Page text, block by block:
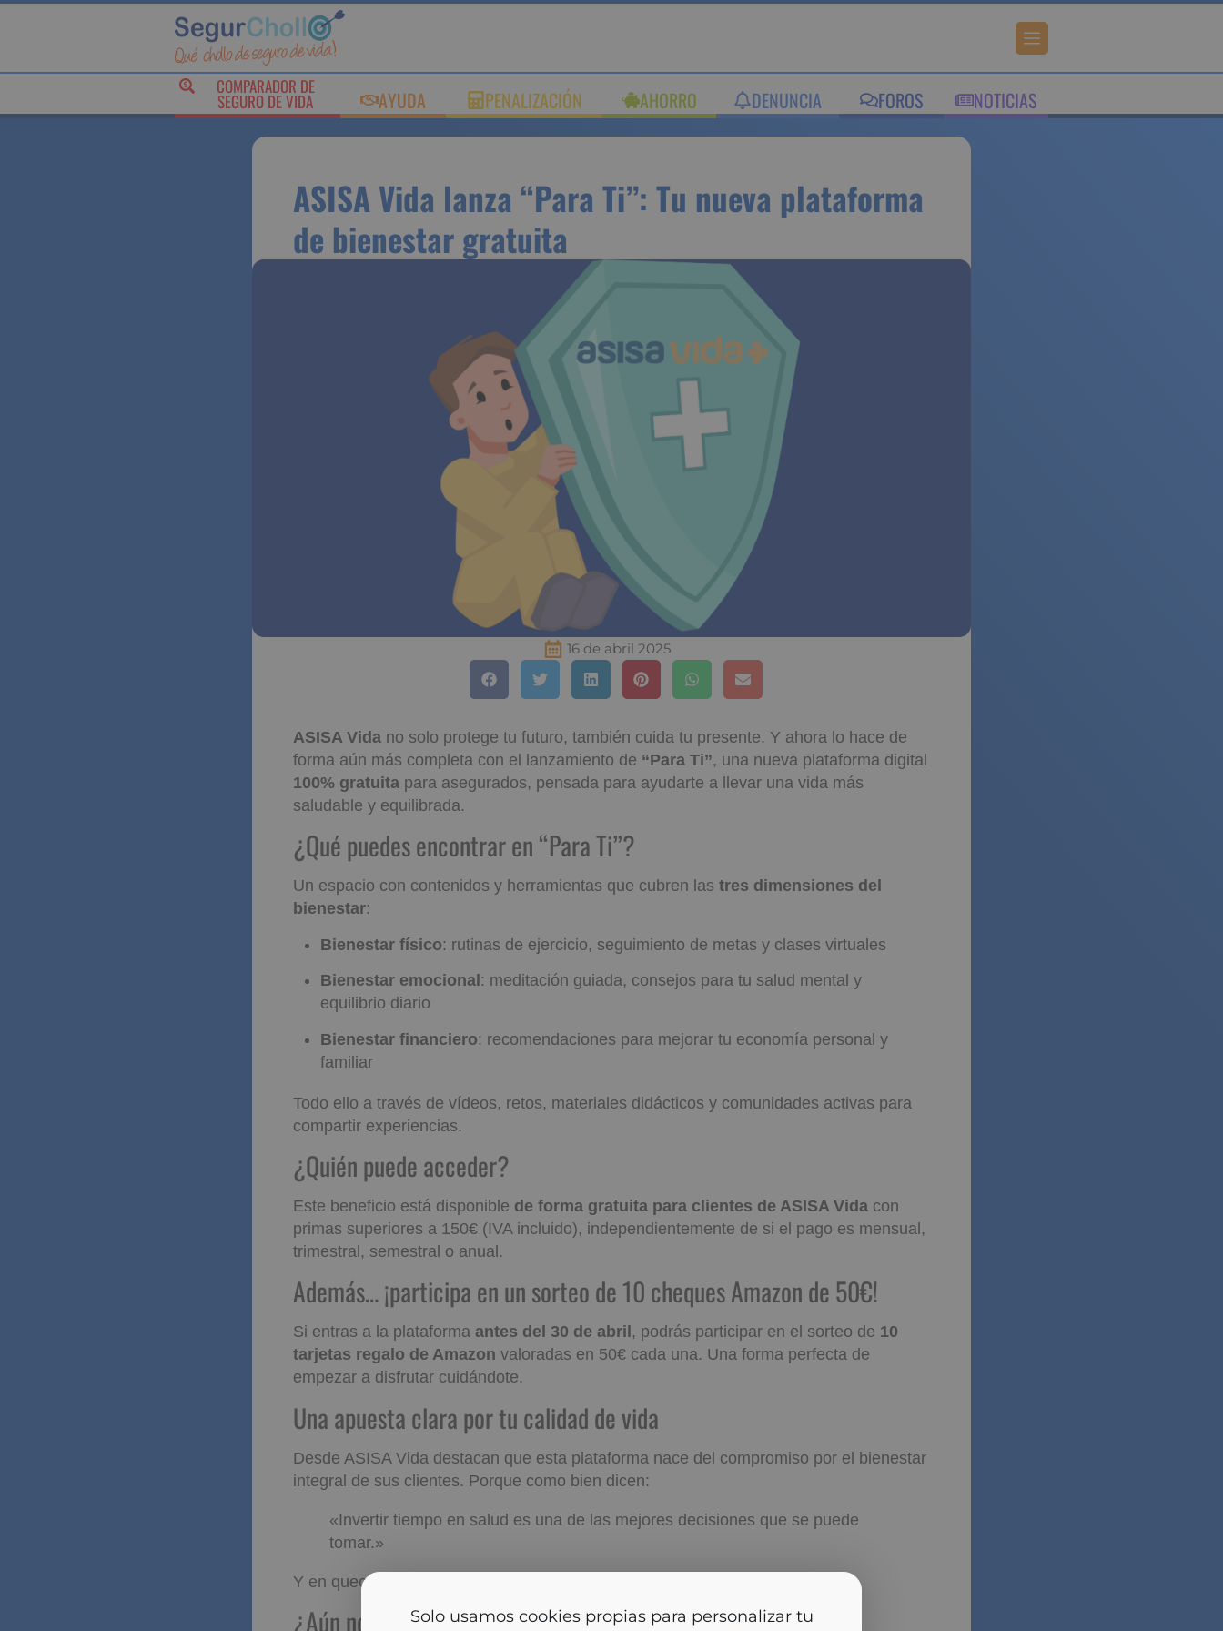
COMPARADOR DE
SEGURO DE VIDA AYUDA PENALIZACIÓN AHORRO DENUNCIA FOROS NOTICIAS
ASISA Vida lanza “Para Ti”: Tu nueva
plataforma de bienestar gratuita
16 de abril 2025
ASISA Vida no solo protege tu futuro, también cuida tu presente. Y ahora lo hace de
forma aún más completa con el lanzamiento de “Para Ti”, una nueva plataforma digital
100% gratuita para asegurados, pensada para ayudarte a llevar una vida más
saludable y equilibrada.
¿Qué puedes encontrar en “Para Ti”?
Un espacio con contenidos y herramientas que cubren las tres dimensiones del
bienestar:
Bienestar físico: rutinas de ejercicio, seguimiento de metas y clases virtuales
Bienestar emocional : meditación guiada, consejos para tu salud mental y
equilibrio diario
Bienestar financiero: recomendaciones para mejorar tu economía personal y
familiar
Todo ello a través de vídeos, retos, materiales didácticos y comunidades activas para
compartir experiencias.
¿Quién puede acceder?
Este beneficio está disponible de forma gratuita para clientes de ASISA Vida con
primas superiores a 150€ (IVA incluido), independientemente de si el pago es mensual,
trimestral, semestral o anual.
Además… ¡participa en un sorteo de 10 cheques
Amazon de 50€!
Si entras a la plataformaantes del 30 de abril , podrás participar en el sorteo de
tarjetas regalo de Amazonvaloradas en 50€ cada una. Una forma perfecta de
empezar a disfrutar cuidándote.
Una apuesta clara por tu calidad de vida
Desde ASISA Vida destacan que esta plataforma nace del compromiso por el bienestar
integral de sus clientes. Porque como bien dicen:
«Invertir tiempo en salud es una de las mejores decisiones que se puede
tomar.»
Y en quechollodesegurodevida.com no podemos estar más de acuerdo.